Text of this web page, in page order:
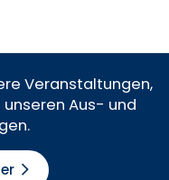
Veranstaltungen,
unseren Aus- und